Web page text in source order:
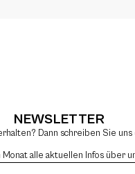
NEWSLETTER
Dann schreiben Sie uns
alle aktuellen Infos über